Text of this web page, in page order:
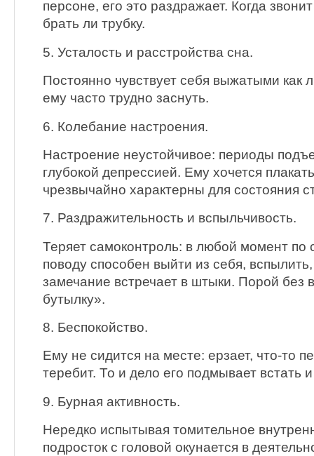
персоне, его это раздражает. Когда
брать ли трубку.
5. Усталость и расстройства сна.
Постоянно чувствует себя выжатыми как
ему часто трудно заснуть.
6. Колебание настроения.
Настроение неустойчивое: периоды
глубокой депрессией. Ему хочется
чрезвычайно характерны для состояния
7. Раздражительность и вспыльчивость.
Теряет самоконтроль: в любой момент
поводу способен выйти из себя,
замечание встречает в штыки. Порой без
бутылку».
8. Беспокойство.
Ему не сидится на месте: ерзает, что-то
теребит. То и дело его подмывает встать
9. Бурная активность.
Нередко испытывая томительное
подросток с головой окунается в